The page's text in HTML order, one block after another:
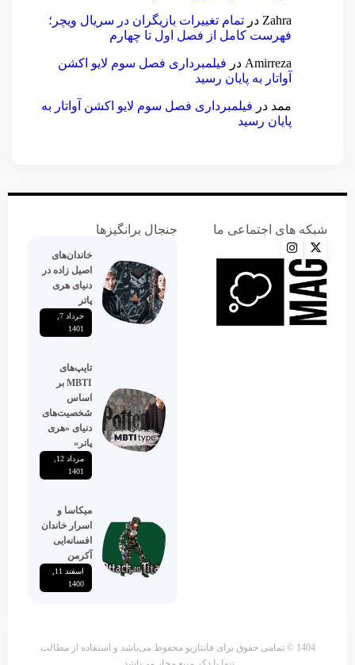
Zahra در تمام تغییرات بازیگران در سریال ویچر؛
فهرست کامل از فصل اول تا چهارم
Amirreza در فیلمبرداری فصل سوم لایو اکشن
آواتار به پایان رسید
ممد در فیلمبرداری فصل سوم لایو اکشن آواتار به
پایان رسید
شبکه های اجتماعی ما جنجال برانگیزها
خاندان‌های
اصیل زاده‌ در
دنیای هری
پاتر
1401
تایپ‌های
MBTI بر
اساس
شخصیت‌های
دنیای «هری
پاتر»
1401
میکاسا و
اسرار خاندان
افسانه‌ایی
آکرمن
1400
1404 © تمامی حقوق برای فانتازیو محفوظ می‌باشد و استفاده از مطالب